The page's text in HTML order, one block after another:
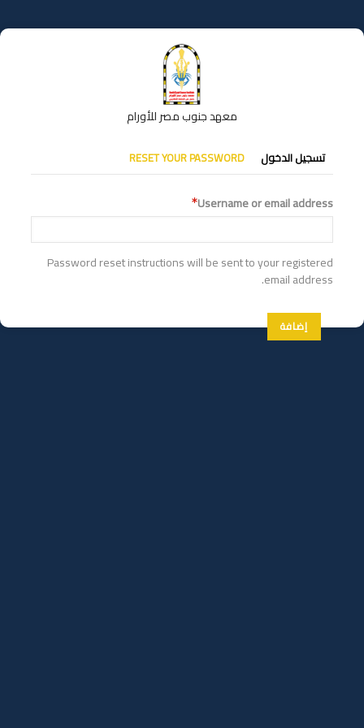
إلى
المحتوى
معهد جنوب مصر للأورام
التبويبات
الأساسية
تسجيل الدخول RESET YOUR PASSWORD
Username or email address
Password reset instructions will be sent to your registered
email address.